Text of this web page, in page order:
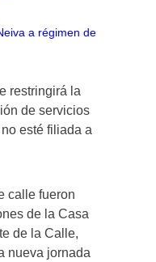
restringirá la
de servicios
esté filiada a
calle fueron
de la Casa
de la Calle,
nueva jornada